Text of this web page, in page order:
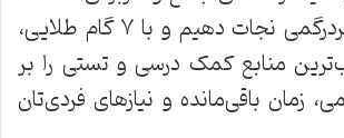
شما را از این سردرگمی نجات دهیم و با ۷ گام طلایی،
منابع کمک درسی و تستی را بر
باقی‌مانده و نیازهای فردی‌تان